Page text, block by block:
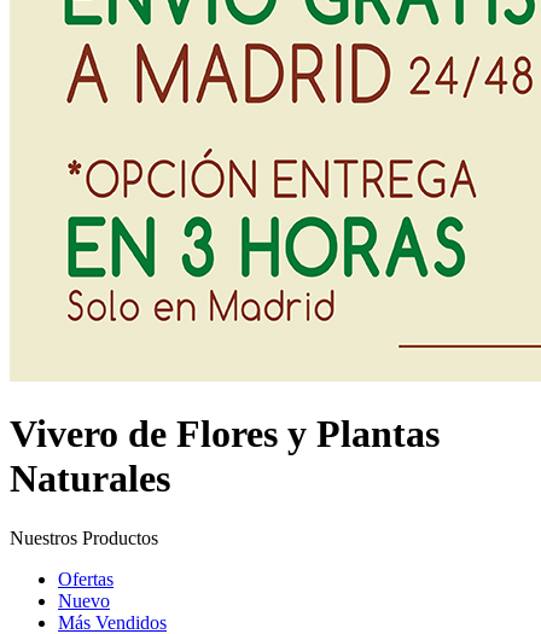
Vivero de Flores y Plantas
Naturales
Nuestros Productos
Ofertas
Nuevo
Más Vendidos